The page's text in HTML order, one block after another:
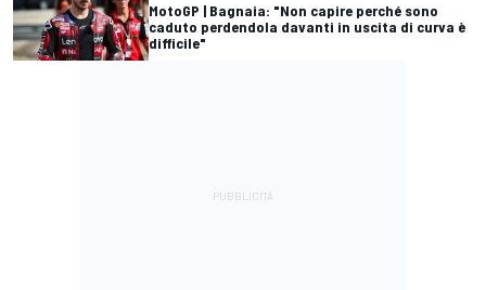
MotoGP | Bagnaia: "Non capire perché sono
caduto perdendola davanti in uscita di curva è
difficile"